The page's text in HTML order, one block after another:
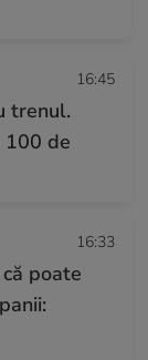
16:45
trenul.
100 de
16:33
poate